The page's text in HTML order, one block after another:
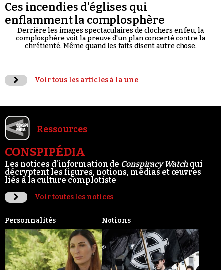
Ces incendies d'églises qui
enflamment la complosphère
Derrière les images spectaculaires de clochers en feu, la
complosphère voit la preuve d'un plan concerté contre la
chrétienté. Même quand les faits disent autre chose.
Voir tous les articles à la une
Ressources
CONSPIPÉDIA
Les notices d’information de Conspiracy Watchqui
décryptent les figures, notions, médias et œuvres
liés à la culture complotiste
Voir toutes les notices
Personnalités Notions